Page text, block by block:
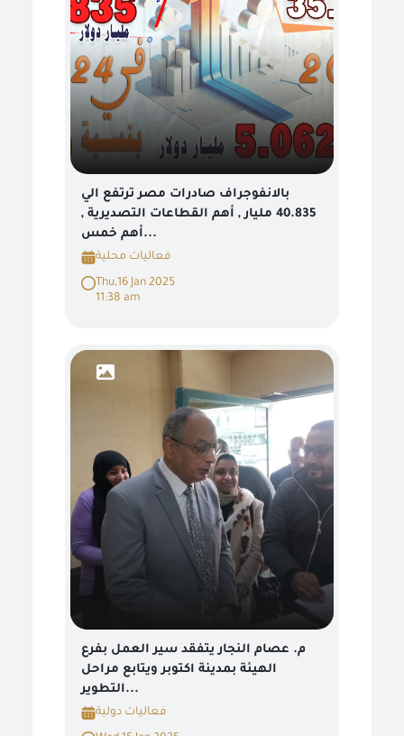
بالانفوجراف صادرات مصر ترتفع الي
40.835 مليار , أهم القطاعات التصديرية ,
أهم خمس...
فعاليات محلية
Thu,16 Jan 2025
11:38 am
م. عصام النجار يتفقد سير العمل بفرع
الهيئة بمدينة اكتوبر ويتابع مراحل
التطوير...
فعاليات دولية